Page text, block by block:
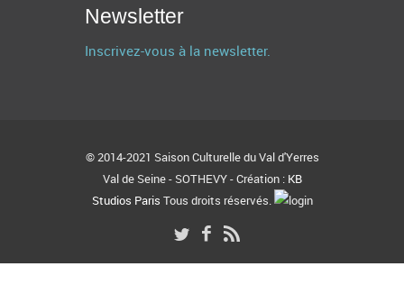
Newsletter
Inscrivez-vous à la newsletter.
© 2014-2021 Saison Culturelle du Val d'Yerres
Val de Seine - SOTHEVY - Création : KB
Studios Paris Tous droits réservés.